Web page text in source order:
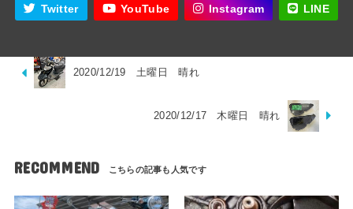
Twitter YouTube Instagram LINE
2020/12/19 土曜日 晴れ
2020/12/17 木曜日 晴れ
RECOMMEND